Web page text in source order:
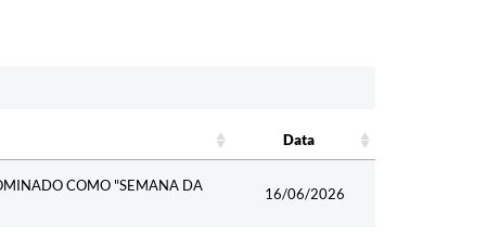
Data
COMO "SEMANA DA
16/06/2026